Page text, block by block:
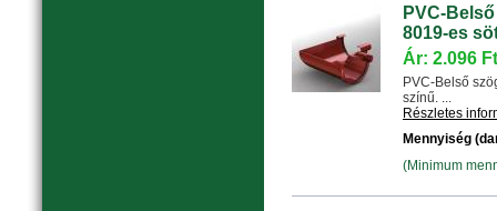
PVC-
8019-es
Ár: 2.096
PVC-Belső
színű. ...
Részletes
Mennyiség
(Minimum